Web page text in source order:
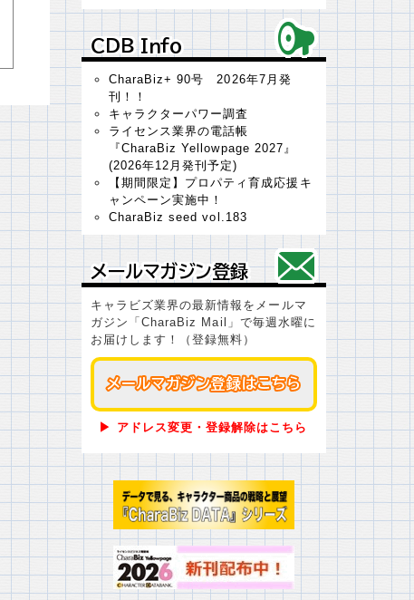
ＣＤＢ Ｉｎｆｏ
ＣＤＢ Ｉｎｆｏ
CharaBiz+ 90号 2026年7月発
刊！！
キャラクターパワー調査
ライセンス業界の電話帳
『CharaBiz Yellowpage 2027』
(2026年12月発刊予定)
【期間限定】プロパティ育成応援キ
ャンペーン実施中！
CharaBiz seed vol.183
メールマガジン登録
メールマガジン登録
キャラビズ業界の最新情報をメールマ
ガジン「CharaBiz Mail」で毎週水曜に
お届けします！（登録無料）
メールマガジン登録はこちら
メールマガジン登録はこちら
▶ アドレス変更・登録解除はこちら